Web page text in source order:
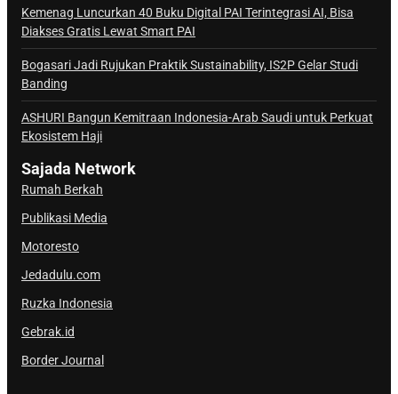
a
l
a
j
a
d
a
Kemenag Luncurkan 40 Buku Digital PAI Terintegrasi AI, Bisa
Diakses Gratis Lewat Smart PAI
Bogasari Jadi Rujukan Praktik Sustainability, IS2P Gelar Studi
Banding
ASHURI Bangun Kemitraan Indonesia-Arab Saudi untuk Perkuat
Ekosistem Haji
Sajada Network
Rumah Berkah
Publikasi Media
Motoresto
Jedadulu.com
Ruzka Indonesia
Gebrak.id
Border Journal